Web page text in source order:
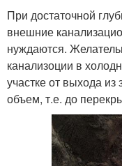
При достаточной
внешние
нуждаются.
канализоции в
участке от выхода
объем, т.е. до